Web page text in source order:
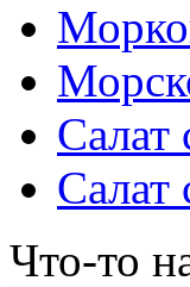
Салат
Салат
Что-то